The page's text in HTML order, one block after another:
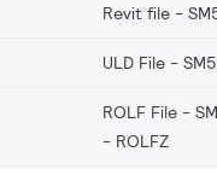
Revit file -
ULD File -
ROLF File -
ROLFZ